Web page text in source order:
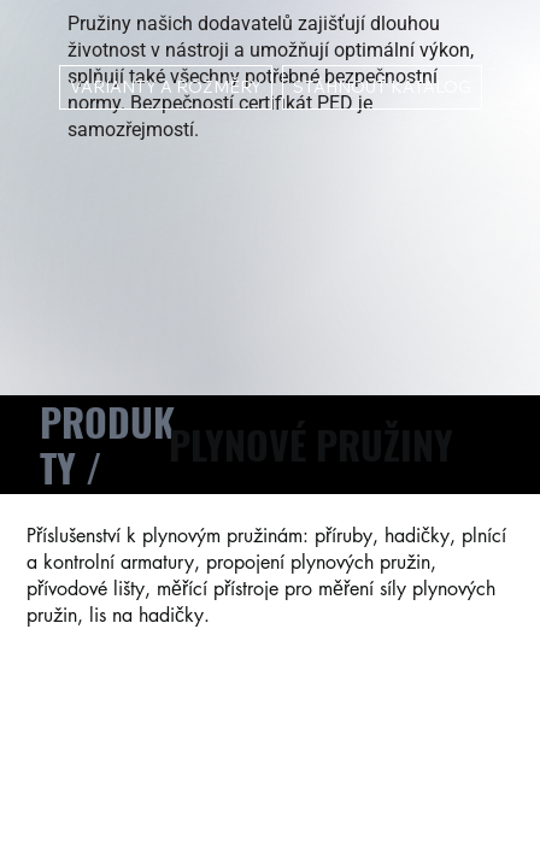
Příslušenství k plynovým pružinám: příruby, hadičky, plnící
a kontrolní armatury, propojení plynových pružin,
přívodové lišty, měřící přístroje pro měření síly plynových
pružin, lis na hadičky.
Pružiny našich dodavatelů zajišťují dlouhou
životnost v nástroji a umožňují optimální výkon,
splňují také všechny potřebné bezpečnostní
normy. Bezpečností certifikát PED je
samozřejmostí.
VARIANTY A ROZMĚRY STÁHNOUT KATALOG
PRODUK
TY /
PLYNOVÉ PRUŽINY